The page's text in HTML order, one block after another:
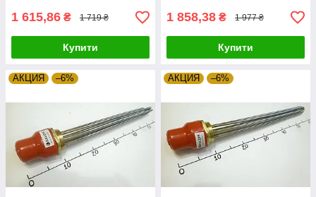
1 615,86 ₴ 1 719 ₴
Купити
1 858,38 ₴ 1 977 ₴
Купити
АКЦИЯ –6% АКЦИЯ –6%